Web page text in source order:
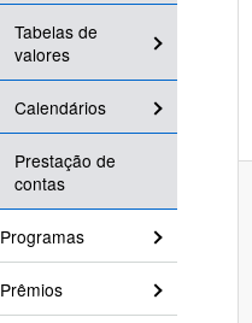
Tabelas de
valores
Calendários
Prestação de
contas
Programas
Prêmios